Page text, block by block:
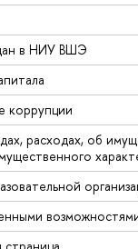
в НИУ ВШЭ
коррупции
расходах, об